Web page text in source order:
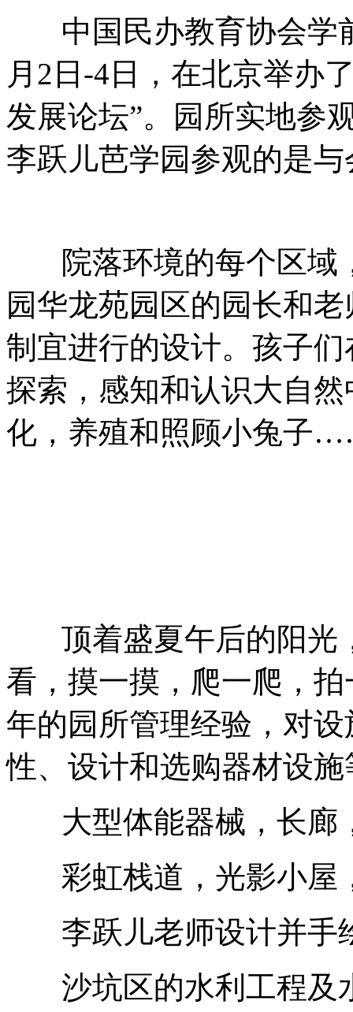
中国民办教育协会学
月2日-4日，在北京举办
发展论坛”。园所实地参
李跃儿芭学园参观的是
院落环境的每个区域
园华龙苑园区的园长和
制宜进行的设计。孩子
探索，感知和认识大自
化，养殖和照顾小兔子
顶着盛夏午后的阳光
看，摸一摸，爬一爬，
年的园所管理经验，对
性、设计和选购器材设
大型体能器械，长廊
彩虹栈道，光影小屋
李跃儿老师设计并手
沙坑区的水利工程及